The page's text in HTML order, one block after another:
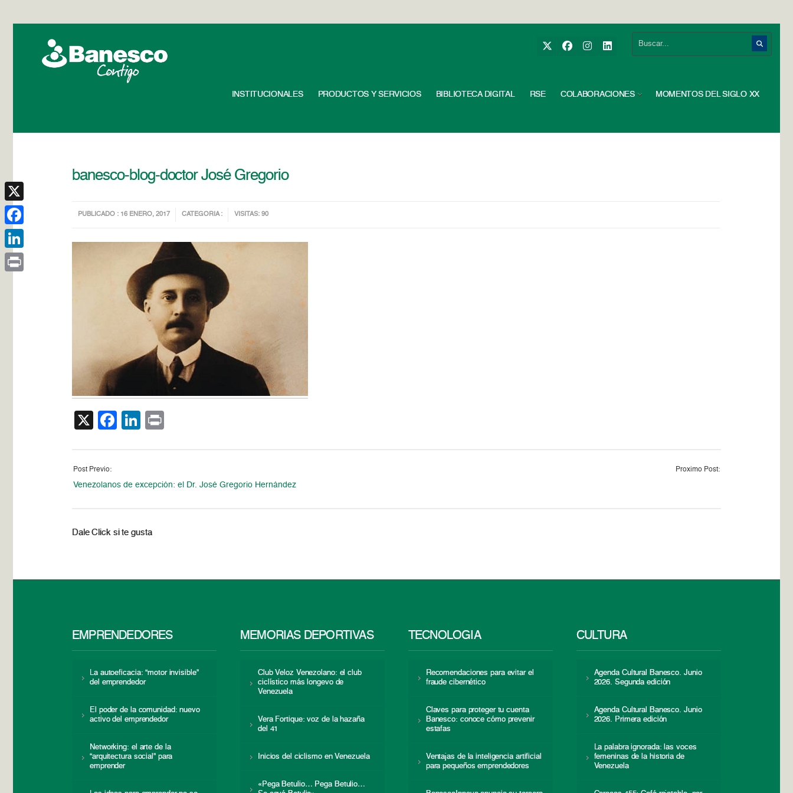
INSTITUCIONALES PRODUCTOS Y SERVICIOS BIBLIOTECA DIGITAL RSE COLABORACIONES MOMENTOS DEL SIGLO XX
banesco-blog-doctor José Gregorio
PUBLICADO : 16 ENERO, 2017 CATEGORIA : VISITAS: 90
X Facebook
LinkedIn
Post Previo:
Venezolanos de excepción: el Dr. José Gregorio Hernández
Proximo Post:
Dale Click si te gusta
EMPRENDEDORES
La autoeficacia: “motor invisible”
del emprendedor
El poder de la comunidad: nuevo
activo del emprendedor
Networking: el arte de la
“arquitectura social” para
emprender
MEMORIAS DEPORTIVAS
Club Veloz Venezolano: el club
ciclístico más longevo de
Venezuela
Vera Fortique: voz de la hazaña
del 41
Inicios del ciclismo en Venezuela
«Pega Betulio… Pega Betulio…
TECNOLOGÍA
Recomendaciones para evitar el
fraude cibernético
Claves para proteger tu cuenta
Banesco: conoce cómo prevenir
estafas
Ventajas de la inteligencia artificial
para pequeños emprendedores
CULTURA
Agenda Cultural Banesco. Junio
2026. Segunda edición
Agenda Cultural Banesco. Junio
2026. Primera edición
La palabra ignorada: las voces
femeninas de la historia de
Venezuela
X
Facebook
LinkedIn